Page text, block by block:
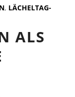
, LÄCHELTAG-
ALS